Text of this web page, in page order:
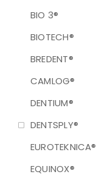
BIO 3®
BIOTECH®
BREDENT®
CAMLOG®
DENTIUM®
DENTSPLY®
EUROTEKNICA®
EQUINOX®